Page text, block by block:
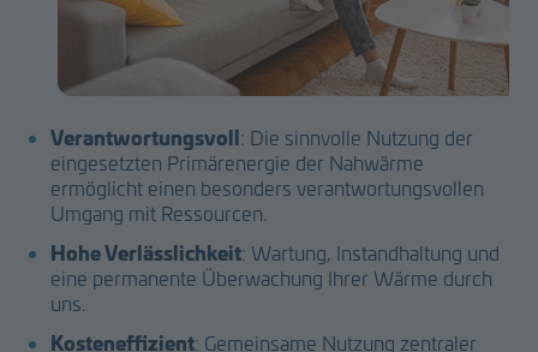
Verantwortungsvoll: Die sinnvolle Nutzung der
eingesetzten Primärenergie der Nahwärme
ermöglicht einen besonders verantwortungsvollen
Umgang mit Ressourcen.
Hohe Verlässlichkeit: Wartung, Instandhaltung und
eine permanente Überwachung Ihrer Wärme durch
uns.
Kosteneffizient: Gemeinsame Nutzung zentraler